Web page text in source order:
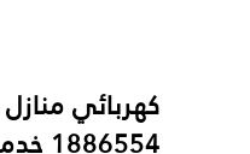
كهربائي